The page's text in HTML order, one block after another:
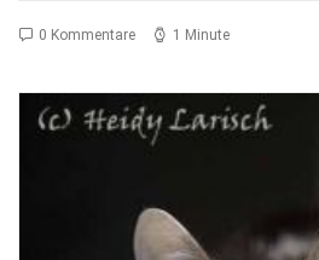
0 Kommentare 1 Minute